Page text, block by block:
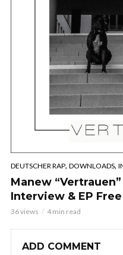
DEUTSCHER RAP, DOWNLOADS,
Manew
Interview & EP
36 views 4 min read
ADD COMMENT